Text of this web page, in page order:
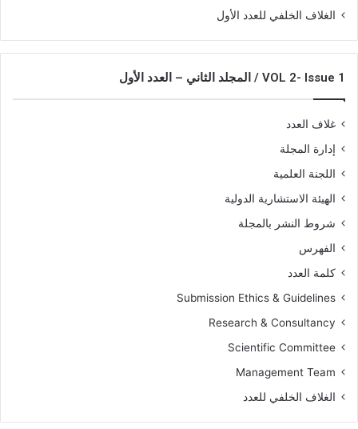
الغلاف الخلفي للعدد الأول
VOL 2- Issue 1 / المجلد الثاني – العدد الأول
غلاف العدد
إدارة المجلة
اللجنة العلمية
الهيئة الاستشارية الدولية
شروط النشر بالمجلة
الفهرس
كلمة العدد
Submission Ethics & Guidelines
Research & Consultancy
Scientific Committee
Management Team
الغلاف الخلفي للعدد